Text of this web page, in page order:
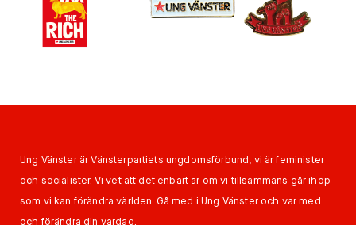
Ung Vänster är Vänsterpartiets ungdomsförbund, vi är feminister
och socialister. Vi vet att det enbart är om vi tillsammans går ihop
som vi kan förändra världen. Gå med i Ung Vänster och var med
och förändra din vardag.